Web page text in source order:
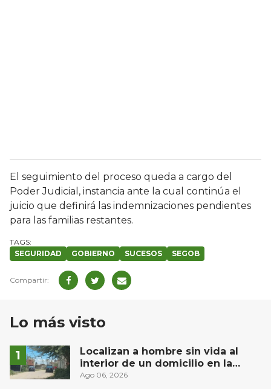
El seguimiento del proceso queda a cargo del
Poder Judicial, instancia ante la cual continúa el
juicio que definirá las indemnizaciones pendientes
para las familias restantes.
SEGURIDAD GOBIERNO SUCESOS SEGOB
Lo más visto
Localizan a hombre sin vida al
interior de un domicilio en la
comunidad El Rodeo, San Juan del
Ago 06, 2026